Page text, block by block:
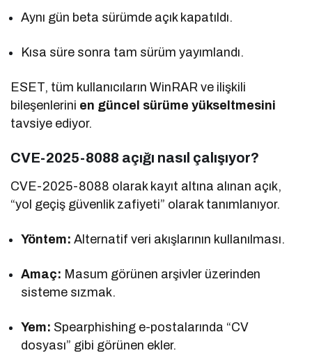
Aynı gün beta sürümde açık kapatıldı.
Kısa süre sonra tam sürüm yayımlandı.
ESET, tüm kullanıcıların WinRAR ve ilişkili
bileşenlerini en güncel sürüme yükseltmesini
tavsiye ediyor.
CVE-2025-8088 açığı nasıl çalışıyor?
CVE-2025-8088 olarak kayıt altına alınan açık,
“yol geçiş güvenlik zafiyeti” olarak tanımlanıyor.
Yöntem: Alternatif veri akışlarının kullanılması.
Amaç: Masum görünen arşivler üzerinden
sisteme sızmak.
Yem: Spearphishing e-postalarında “CV
dosyası” gibi görünen ekler.